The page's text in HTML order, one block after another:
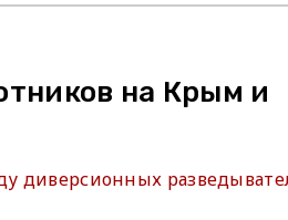
на Крым и
диверсионных